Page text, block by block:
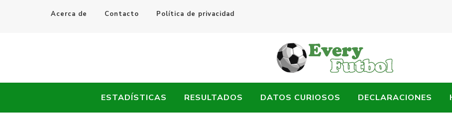
Acerca de Contacto Política de privacidad
Every Fútbol
ESTADÍSTICAS RESULTADOS DATOS CURIOSOS DECLARACIONES